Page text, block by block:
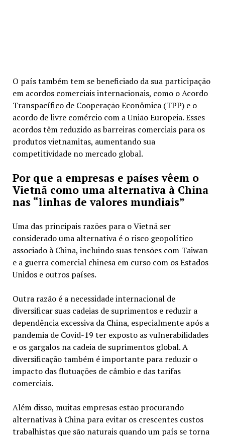
O país também tem se beneficiado da sua participação
em acordos comerciais internacionais, como o Acordo
Transpacífico de Cooperação Econômica (TPP) e o
acordo de livre comércio com a União Europeia. Esses
acordos têm reduzido as barreiras comerciais para os
produtos vietnamitas, aumentando sua
competitividade no mercado global.
Por que a empresas e países vêem o
Vietnã como uma alternativa à China
nas “linhas de valores mundiais”
Uma das principais razões para o Vietnã ser
considerado uma alternativa é o risco geopolítico
associado à China, incluindo suas tensões com Taiwan
e a guerra comercial chinesa em curso com os Estados
Unidos e outros países.
Outra razão é a necessidade internacional de
diversificar suas cadeias de suprimentos e reduzir a
dependência excessiva da China, especialmente após a
pandemia de Covid-19 ter exposto as vulnerabilidades
e os gargalos na cadeia de suprimentos global. A
diversificação também é importante para reduzir o
impacto das flutuações de câmbio e das tarifas
comerciais.
Além disso, muitas empresas estão procurando
alternativas à China para evitar os crescentes custos
trabalhistas que são naturais quando um país se torna